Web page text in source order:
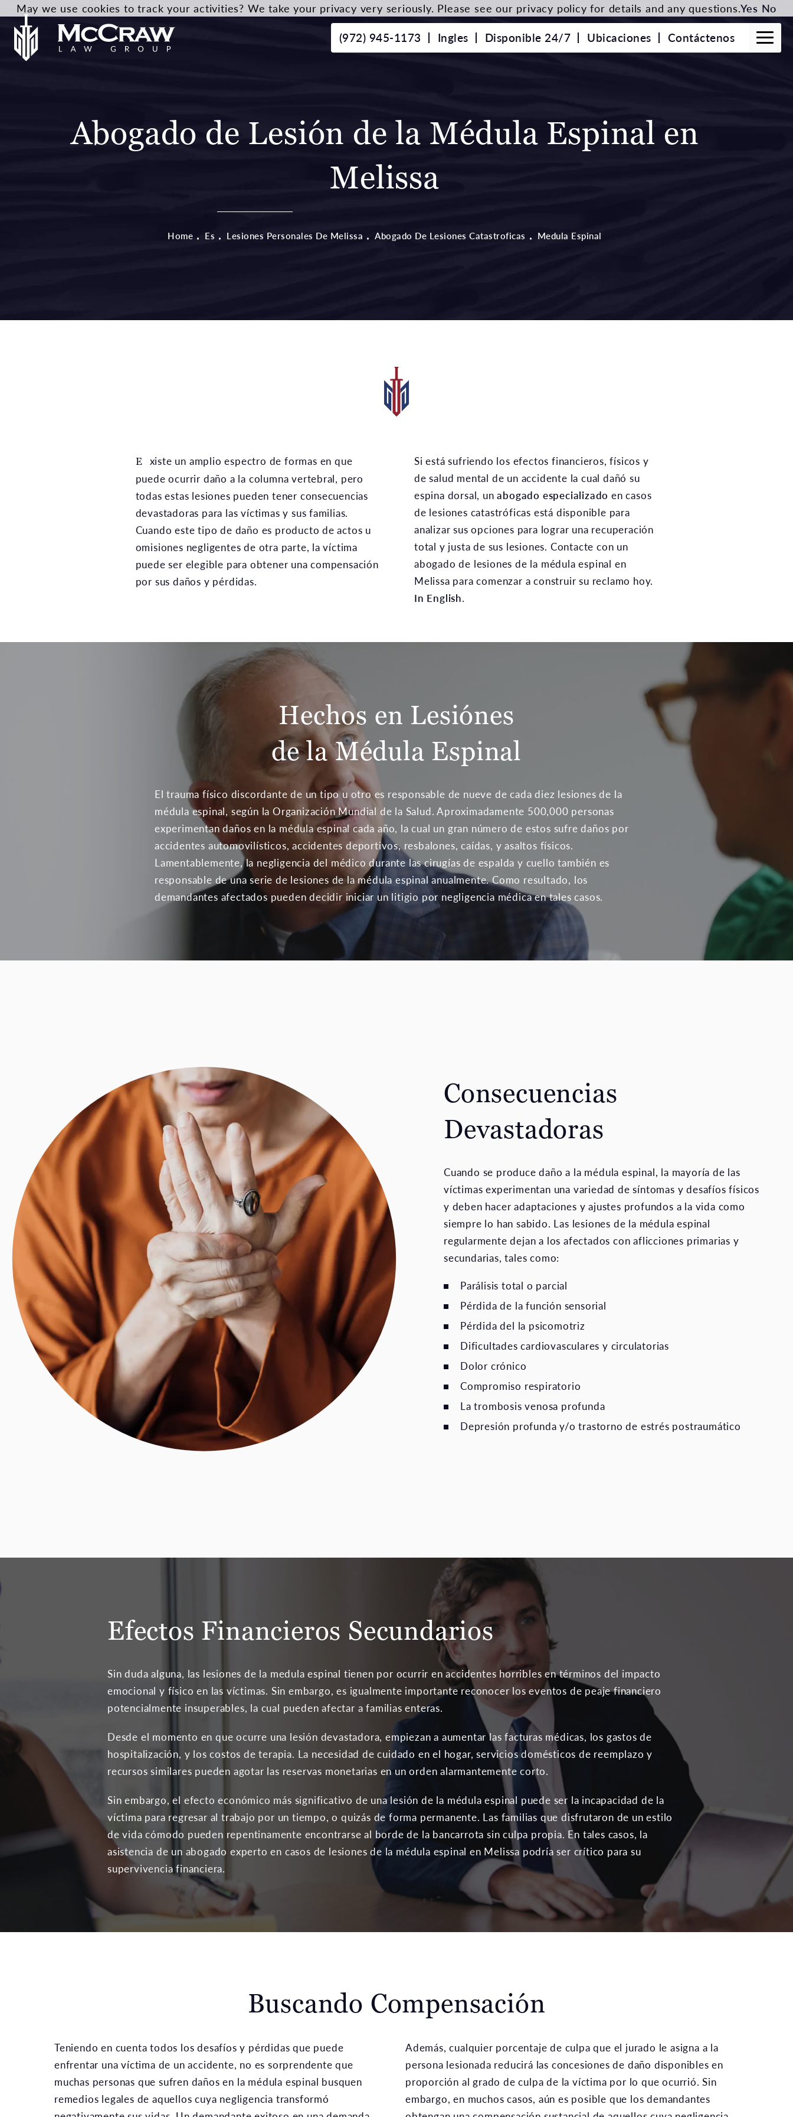
(972) 945-1173 Ingles Disponible 24/7 Ubicaciones Contáctenos
Abogado de Lesión de la Médula Espinal en
Melissa
Home Es Lesiones Personales De Melissa Abogado De Lesiones Catastroficas Medula Espinal
Existe un amplio espectro de formas en que
puede ocurrir daño a la columna vertebral, pero
todas estas lesiones pueden tener consecuencias
devastadoras para las víctimas y sus familias.
Cuando este tipo de daño es producto de actos u
omisiones negligentes de otra parte, la víctima
puede ser elegible para obtener una compensación
por sus daños y pérdidas.
Si está sufriendo los efectos financieros, físicos y
de salud mental de un accidente la cual dañó su
espina dorsal, unabogado especializado en casos
de lesiones catastróficas está disponible para
analizar sus opciones para lograr una recuperación
total y justa de sus lesiones. Contacte con un
abogado de lesiones de la médula espinal en
Melissa para comenzar a construir su reclamo hoy.
In English.
Hechos en Lesiónes
de la Médula Espinal
El trauma físico discordante de un tipo u otro es responsable de nueve de cada diez lesiones de la
médula espinal, según la Organización Mundial de la Salud. Aproximadamente 500,000 personas
experimentan daños en la médula espinal cada año, la cual un gran número de estos sufre daños por
accidentes automovilísticos, accidentes deportivos, resbalones, caídas, y asaltos físicos.
Lamentablemente, la negligencia del médico durante las cirugías de espalda y cuello también es
responsable de una serie de lesiones de la médula espinal anualmente. Como resultado, los
demandantes afectados pueden decidir iniciar un litigio por negligencia médica en tales casos.
Consecuencias
Devastadoras
Cuando se produce daño a la médula espinal, la mayoría de las
víctimas experimentan una variedad de síntomas y desafíos físicos
y deben hacer adaptaciones y ajustes profundos a la vida como
siempre lo han sabido. Las lesiones de la médula espinal
regularmente dejan a los afectados con aflicciones primarias y
secundarias, tales como:
Parálisis total o parcial
Pérdida de la función sensorial
Pérdida del la psicomotriz
Dificultades cardiovasculares y circulatorias
Dolor crónico
Compromiso respiratorio
La trombosis venosa profunda
Depresión profunda y/o trastorno de estrés postraumático
Efectos Financieros Secundarios
Sin duda alguna, las lesiones de la medula espinal tienen por ocurrir en accidentes horribles en términos del impacto
emocional y físico en las víctimas. Sin embargo, es igualmente importante reconocer los eventos de peaje financiero
potencialmente insuperables, la cual pueden afectar a familias enteras.
Desde el momento en que ocurre una lesión devastadora, empiezan a aumentar las facturas médicas, los gastos de
hospitalización, y los costos de terapia. La necesidad de cuidado en el hogar, servicios domésticos de reemplazo y
recursos similares pueden agotar las reservas monetarias en un orden alarmantemente corto.
Sin embargo, el efecto económico más significativo de una lesión de la médula espinal puede ser la incapacidad de la
víctima para regresar al trabajo por un tiempo, o quizás de forma permanente. Las familias que disfrutaron de un estilo
de vida cómodo pueden repentinamente encontrarse al borde de la bancarrota sin culpa propia. En tales casos, la
asistencia de un abogado experto en casos de lesiones de la médula espinal en Melissa podría ser crítico para su
supervivencia financiera.
Buscando Compensación
Teniendo en cuenta todos los desafíos y pérdidas que puede
enfrentar una víctima de un accidente, no es sorprendente que
muchas personas que sufren daños en la médula espinal busquen
remedios legales de aquellos cuya negligencia transformó
Además, cualquier porcentaje de culpa que el jurado le asigna a la
persona lesionada reducirá las concesiones de daño disponibles en
proporción al grado de culpa de la víctima por lo que ocurrió. Sin
embargo, en muchos casos, aún es posible que los demandantes
May we use cookies to track your activities? We take your privacy very seriously. Please see our privacy policy for details and any questions.Yes No